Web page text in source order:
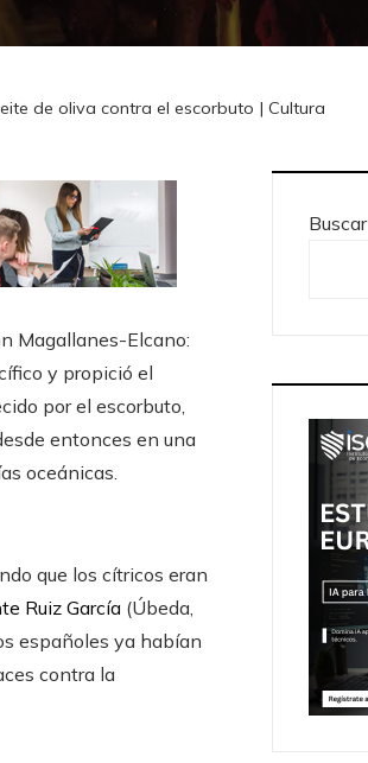
de oliva contra el escorbuto | Cultura
Magallanes-Elcano:
y propició el
por el escorbuto,
entonces en una
oceánicas.
que los cítricos eran
Ruiz García (Úbeda,
españoles ya habían
contra la
Buscar